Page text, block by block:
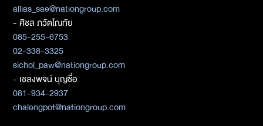
allias_sae@nationgroup.com
- ศิชล ภวัตโณทัย
085-255-6753
02-338-3325
sichol_paw@nationgroup.com
- เชลงพจน์ บุญซื่อ
081-934-2937
chalengpot@nationgroup.com